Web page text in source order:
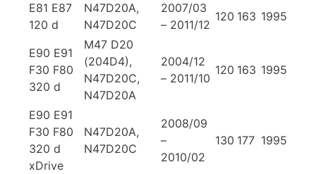
E81 E87
120 d
N47D20A,
N47D20C
2007/03
– 2011/12
120 163 1995
E90 E91
F30 F80
320 d
M47 D20
(204D4),
N47D20C,
N47D20A
2004/12
– 2011/10
120 163 1995
E90 E91
F30 F80
320 d
xDrive
N47D20A,
N47D20C
2008/09
–
2010/02
130 177 1995